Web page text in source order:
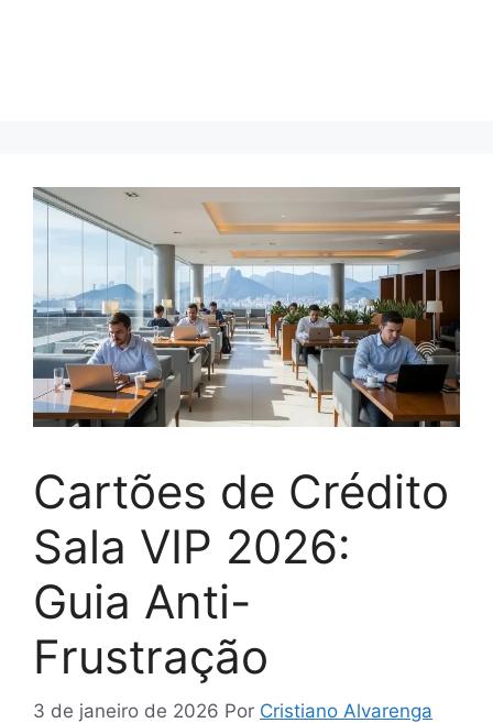
Cartões de Crédito
Sala VIP 2026:
Guia Anti-
Frustração
3 de janeiro de 2026 Por Cristiano Alvarenga